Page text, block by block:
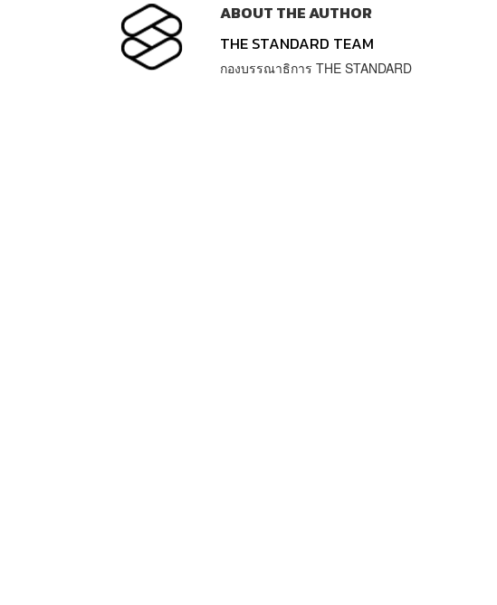
ABOUT THE AUTHOR
THE STANDARD TEAM
กองบรรณาธิการ THE STANDARD